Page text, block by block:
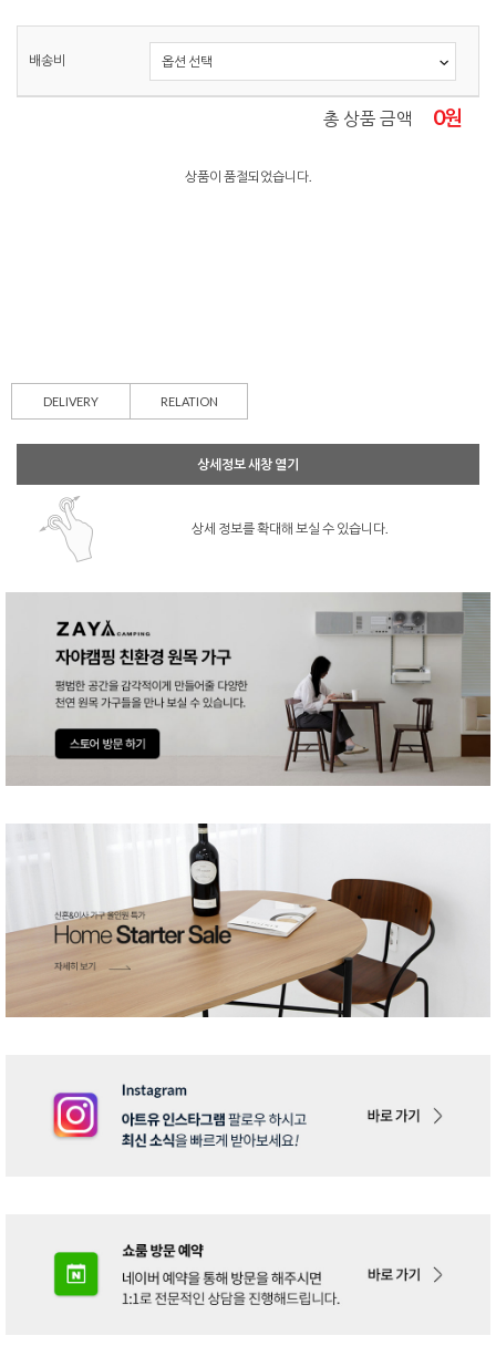
배송비
총 상품 금액 0원
상품이 품절되었습니다.
DELIVERY RELATION
상세정보 새창 열기
상세 정보를 확대해 보실 수 있습니다.